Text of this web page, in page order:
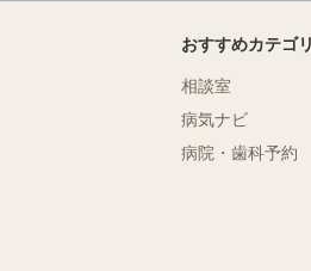
おすすめカテゴ
相談室
病気ナビ
病院・歯科予約